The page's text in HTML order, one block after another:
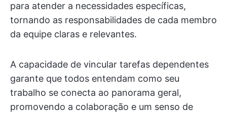
para atender a necessidades específicas,
tornando as responsabilidades de cada membro
da equipe claras e relevantes.
A capacidade de vincular tarefas dependentes
garante que todos entendam como seu
trabalho se conecta ao panorama geral,
promovendo a colaboração e um senso de